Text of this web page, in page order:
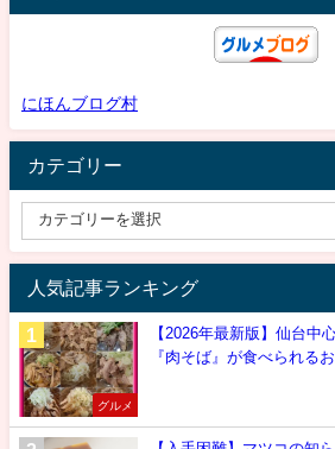
にほんブログ村
カテゴリー
人気記事ランキング
グルメ
【2026年最新版】仙台中
『肉そば』が食べられる